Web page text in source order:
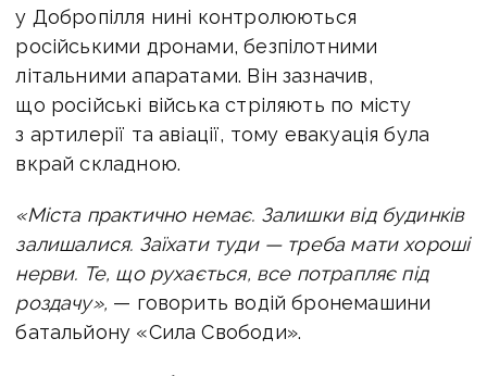
у Добропілля нині контролюються
російськими дронами, безпілотними
літальними апаратами. Він зазначив,
що російські війська стріляють по місту
з артилерії та авіації, тому евакуація була
вкрай складною.
«Міста практично немає. Залишки від будинків
залишалися. Заїхати туди — треба мати хороші
нерви. Те, що рухається, все потрапляє під
роздачу», — говорить водій бронемашини
батальйону «Сила Свободи».